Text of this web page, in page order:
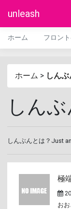
unleash
ホーム フロン
ホーム > しんぶ
しんぶ
しんぶんとは？Just
極
お